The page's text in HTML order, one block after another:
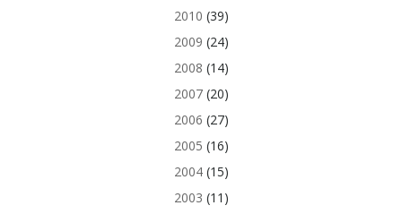
2010 (39)
2009 (24)
2008 (14)
2007(20)
2006 (27)
2005 (16)
2004(15)
2003 (11)